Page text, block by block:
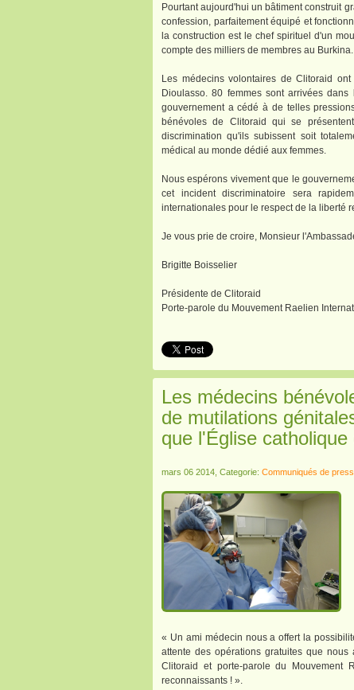
Pourtant aujourd'hui un bâtiment construit
confession, parfaitement équipé et
la construction est le chef spirituel d'un
compte des milliers de membres au Burkina.
Les médecins volontaires de Clitoraid
Dioulasso. 80 femmes sont arrivées
gouvernement a cédé à de telles
bénévoles de Clitoraid qui se
discrimination qu'ils subissent soit
médical au monde dédié aux femmes.
Nous espérons vivement que le
cet incident discriminatoire sera
internationales pour le respect de la liberté
Je vous prie de croire, Monsieur
Brigitte Boisselier
Présidente de Clitoraid
Porte-parole du Mouvement Raelien
Les médecins
de mutilations
que l'Église
mars 06 2014, Categorie: Communiqués de
« Un ami médecin nous a offert la
attente des opérations gratuites que
Clitoraid et porte-parole du Mouvement
reconnaissants ! ».